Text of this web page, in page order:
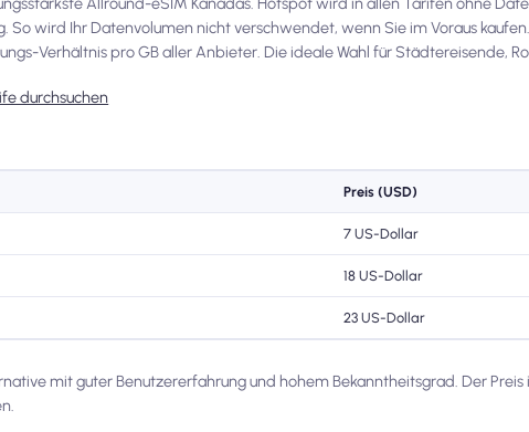
wird Ihr Datenvolumen nicht verschwendet, wenn Sie im Voraus kaufen.
Verhältnis pro GB aller Anbieter. Die ideale Wahl für Städtereisende,
durchsuchen
Preis (USD)
7 US-Dollar
18 US-Dollar
23 US-Dollar
mit guter Benutzererfahrung und hohem Bekanntheitsgrad. Der